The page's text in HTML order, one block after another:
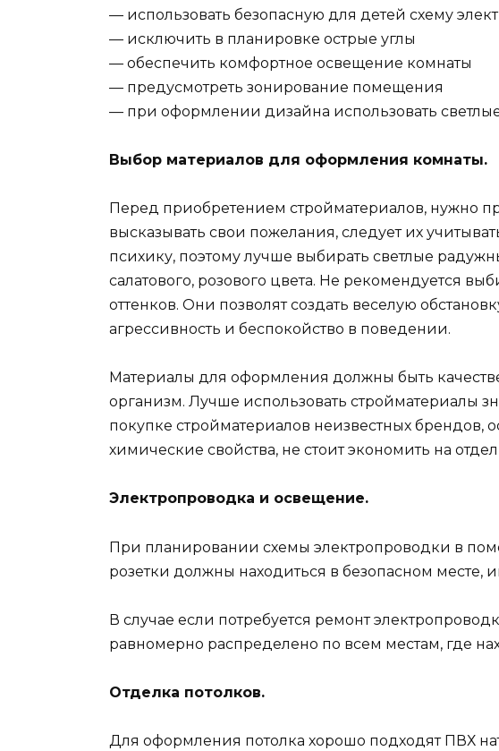
— использовать безопасную для детей схему
— исключить в планировке острые углы
— обеспечить комфортное освещение комнаты
— предусмотреть зонирование помещения
— при оформлении дизайна использовать светлые
Выбор материалов для оформления комнаты.
Перед приобретением стройматериалов, нужно
высказывать свои пожелания, следует их
психику, поэтому лучше выбирать светлые
салатового, розового цвета. Не рекомендуется
оттенков. Они позволят создать веселую
агрессивность и беспокойство в поведении.
Материалы для оформления должны быть
организм. Лучше использовать стройматериалы
покупке стройматериалов неизвестных брендов,
химические свойства, не стоит экономить на
Электропроводка и освещение.
При планировании схемы электропроводки в
розетки должны находиться в безопасном месте,
В случае если потребуется ремонт
равномерно распределено по всем местам, где
Отделка потолков.
Для оформления потолка хорошо подходят ПВХ